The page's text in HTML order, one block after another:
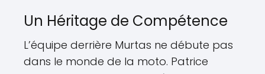
Un Héritage de Compétence
L’équipe derrière Murtas ne débute pas
dans le monde de la moto. Patrice